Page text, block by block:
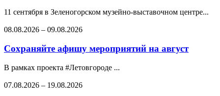
11 сентября в Зеленогорском музейно-выставочном центре...
08.08.2026 – 09.08.2026
Сохраняйте афишу мероприятий на август
В рамках проекта #Летовгороде ...
07.08.2026 – 19.08.2026